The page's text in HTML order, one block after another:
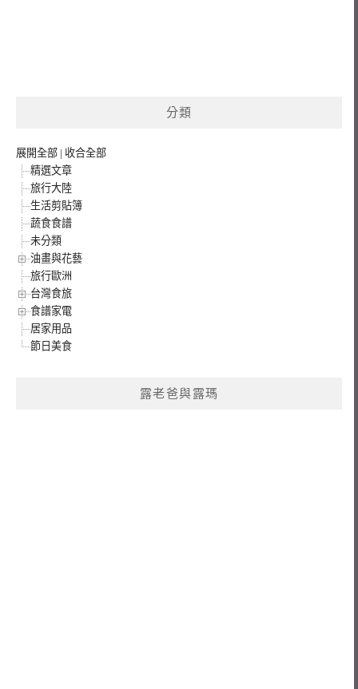
分類
展開全部 | 收合全部
精選文章
旅行大陸
生活剪貼簿
蔬食食譜
未分類
油畫與花藝
旅行歐洲
台灣食旅
食譜家電
居家用品
節日美食
露老爸與露瑪